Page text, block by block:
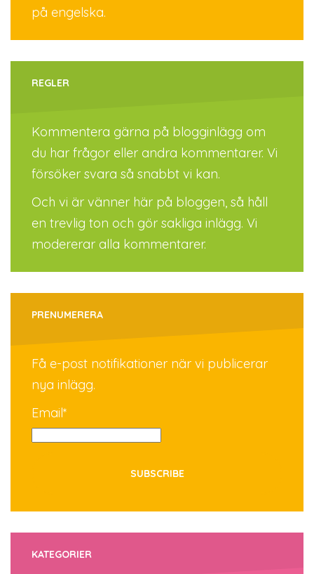
på engelska.
REGLER
Kommentera gärna på blogginlägg om
du har frågor eller andra kommentarer. Vi
försöker svara så snabbt vi kan.
Och vi är vänner här på bloggen, så håll
en trevlig ton och gör sakliga inlägg. Vi
modererar alla kommentarer.
PRENUMERERA
Få e-post notifikationer när vi publicerar
nya inlägg.
Email*
KATEGORIER